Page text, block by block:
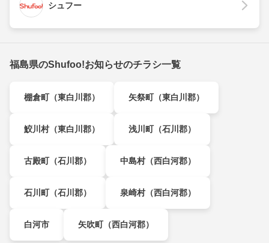
シュフー
福島県のShufoo!お知らせのチラシ一覧
棚倉町（東白川郡） 矢祭町（東白川郡）
鮫川村（東白川郡） 浅川町（石川郡）
古殿町（石川郡） 中島村（西白河郡）
石川町（石川郡） 泉崎村（西白河郡）
白河市 矢吹町（西白河郡）